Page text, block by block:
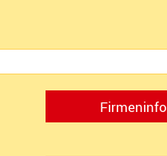
Firmeninfo